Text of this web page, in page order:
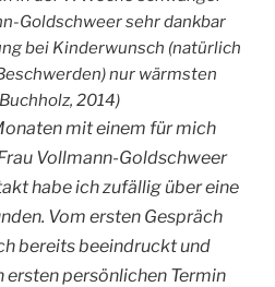
Goldschweer sehr dankbar
bei Kinderwunsch (natürlich
nur wärmsten
2014)
mit einem für mich
Vollmann-Goldschweer
habe ich zufällig über eine
Vom ersten Gespräch
bereits beeindruckt und
ersten persönlichen Termin